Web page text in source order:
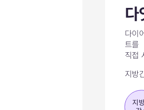
다
다이
트를
직접
지방
지